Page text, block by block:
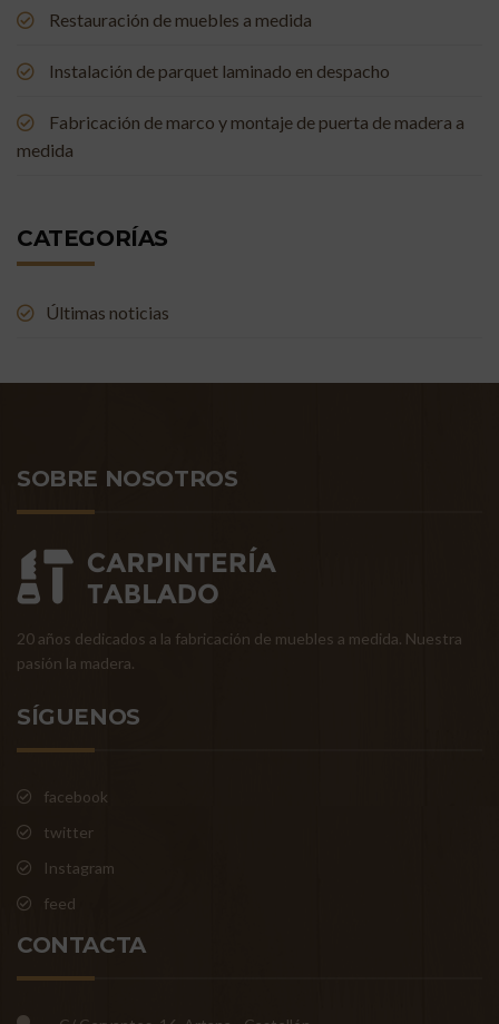
Restauración de muebles a medida
Instalación de parquet laminado en despacho
Fabricación de marco y montaje de puerta de madera a
medida
CATEGORÍAS
Últimas noticias
SOBRE NOSOTROS
20 años dedicados a la fabricación de muebles a medida. Nuestra
pasión la madera.
SÍGUENOS
facebook
twitter
Instagram
feed
CONTACTA